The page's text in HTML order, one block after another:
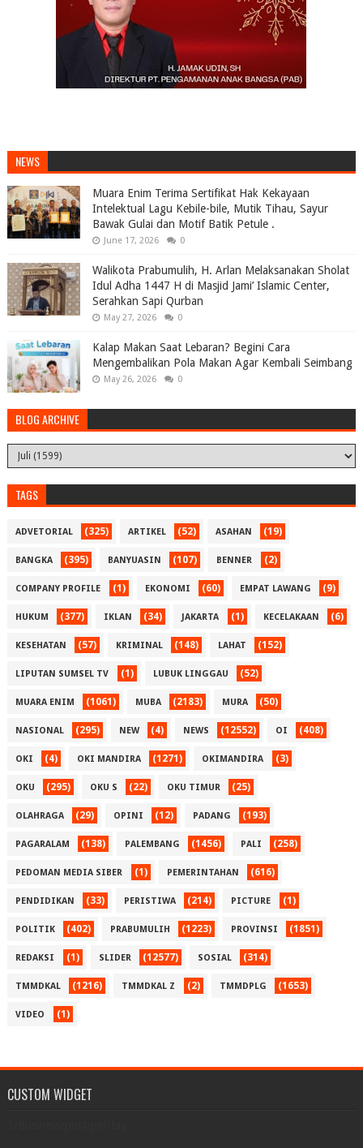
NEWS
Muara Enim Terima Sertifikat Hak Kekayaan
Intelektual Lagu Kebile-bile, Mutik Tihau, Sayur
Bawak Gulai dan Motif Batik Petule .
June 17, 2026 0
Walikota Prabumulih, H. Arlan Melaksanakan Sholat
Idul Adha 1447 H di Masjid Jami’ Islamic Center,
Serahkan Sapi Qurban
May 27, 2026 0
Kalap Makan Saat Lebaran? Begini Cara
Mengembalikan Pola Makan Agar Kembali Seimbang
May 26, 2026 0
BLOG ARCHIVE
TAGS
ADVETORIAL (325) ARTIKEL (52) ASAHAN (19)
BANGKA (395) BANYUASIN (107) BENNER (2)
COMPANY PROFILE (1) EKONOMI (60) EMPAT LAWANG (9)
HUKUM (377) IKLAN (34) JAKARTA (1) KECELAKAAN (6)
KESEHATAN (57) KRIMINAL (148) LAHAT (152)
LIPUTAN SUMSEL TV (1) LUBUK LINGGAU (52)
MUARA ENIM (1061) MUBA (2183) MURA (50)
NASIONAL (295) NEW (4) NEWS (12552) OI (408)
OKI (4) OKI MANDIRA (1271) OKIMANDIRA (3)
OKU (295) OKU S (22) OKU TIMUR (25)
OLAHRAGA (29) OPINI (12) PADANG (193)
PAGARALAM (138) PALEMBANG (1456) PALI (258)
PEDOMAN MEDIA SIBER (1) PEMERINTAHAN (616)
PENDIDIKAN (33) PERISTIWA (214) PICTURE (1)
POLITIK (402) PRABUMULIH (1223) PROVINSI (1851)
REDAKSI (1) SLIDER (12577) SOSIAL (314)
TMMDKAL (1216) TMMDKAL Z (2) TMMDPLG (1653)
VIDEO (1)
CUSTOM WIDGET